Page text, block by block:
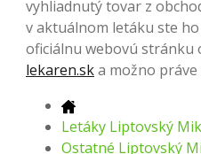
vyhliadnutý tovar z
v aktuálnom letáku ste
oficiálnu webovú stránku
lekaren.ska možno
Letáky Liptovský
Ostatné Liptovský